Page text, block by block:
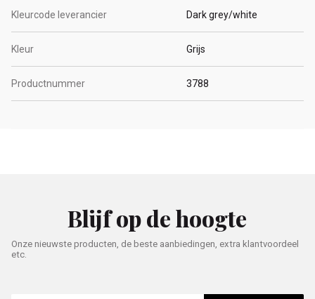
Kleurcode leverancier Dark grey/white
Kleur Grijs
Productnummer 3788
Blijf op de hoogte
Onze nieuwste producten, de beste aanbiedingen, extra klantvoordeel
etc.